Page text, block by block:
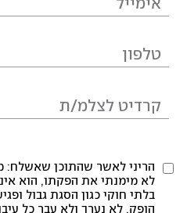
הריני לאשר שהתוכן שאשלח:
לא מימנתי את הפקתו, הוא
בלתי חוקי כגון הסגת גבול
הופק, לא נערך ולא עבר כל